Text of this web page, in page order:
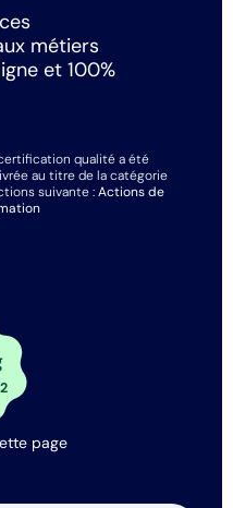
métiers
et 100%
qualité a été
au titre de la catégorie
suivante :Actions de
2
page